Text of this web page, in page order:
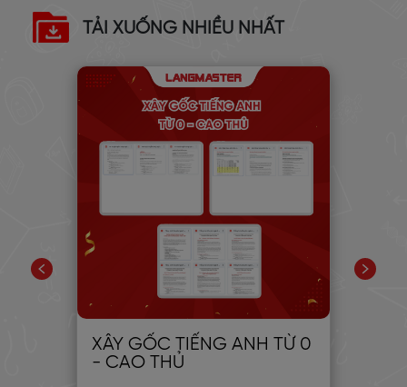
TẢI XUỐNG NHIỀU NHẤT
XÂY GỐC TIẾNG ANH TỪ 0
- CAO THỦ